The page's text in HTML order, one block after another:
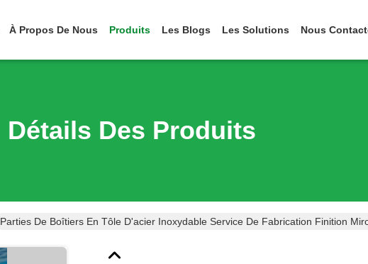
À Propos De Nous Produits Les Blogs Les Solutions Nous
Détails Des Produits
Parties De Boîtiers En Tôle D'acier Inoxydable Service De Fabrication Finition